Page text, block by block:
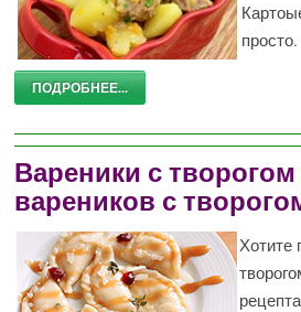
просто.
ПОДРОБНЕЕ...
Вареники с
вареников с
Хотите